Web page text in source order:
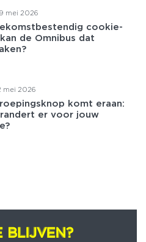
mei 2026
cookie-
de Omnibus dat
mei 2026
komt eraan:
er voor jouw
BLIJVEN?
BLIJVEN?